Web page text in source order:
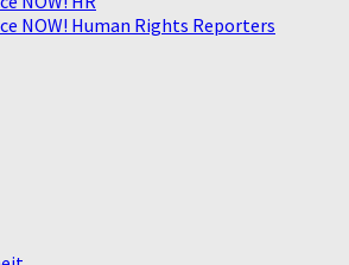
NOW! Human Rights Reporters